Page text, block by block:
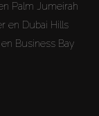
Palm Jumeirah
en Dubai Hills
Business Bay